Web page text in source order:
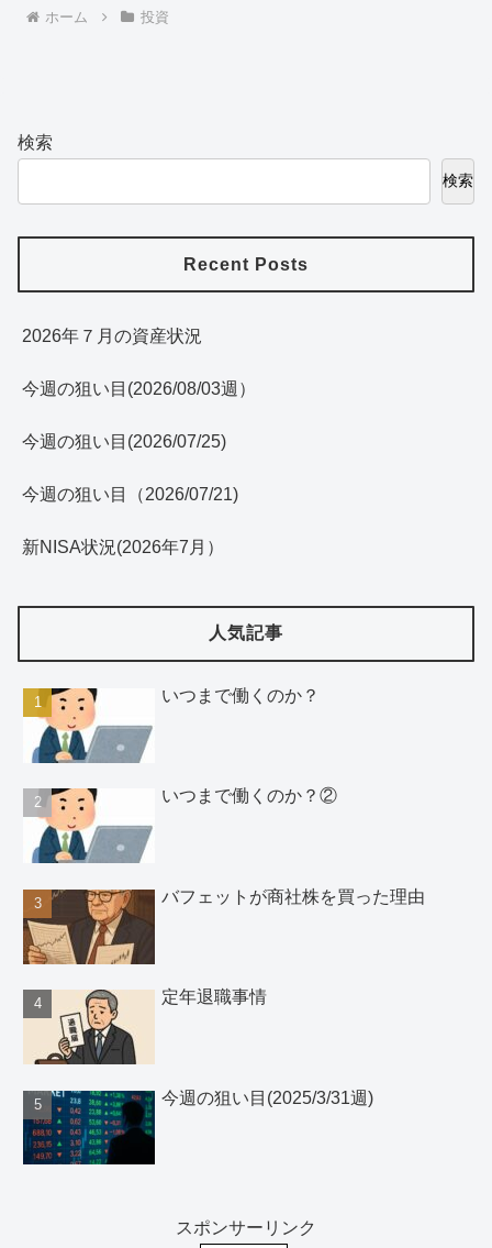
ホーム 投資
検索
検索
Recent Posts
2026年７月の資産状況
今週の狙い目(2026/08/03週）
今週の狙い目(2026/07/25)
今週の狙い目（2026/07/21)
新NISA状況(2026年7月）
人気記事
いつまで働くのか？
いつまで働くのか？②
バフェットが商社株を買った理由
定年退職事情
今週の狙い目(2025/3/31週)
スポンサーリンク